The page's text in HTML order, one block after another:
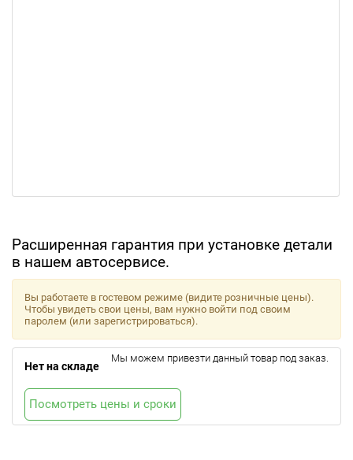
Расширенная гарантия при установке детали
в нашем автосервисе.
Вы работаете в гостевом режиме (видите розничные цены).
Чтобы увидеть свои цены, вам нужно войти под своим
паролем (или зарегистрироваться).
Нет на складе
Мы можем привезти данный товар под заказ.
Посмотреть цены и сроки